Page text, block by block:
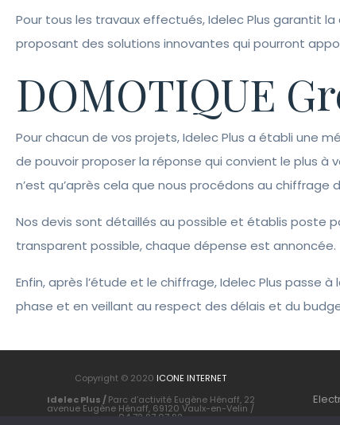
Pour tous les travaux effectués, Idelec Plus garantit
proposant des solutions innovantes qui pourront
DOMOTIQUE
Pour chacun de vos projets, Idelec Plus a établi une
de pouvoir proposer la réponse qui convient le plus
n’est qu’après cela que nous procédons au chiffrage
Nos devis sont détaillés au possible et établis poste
transparent possible, chaque dépense est annoncée.
Enfin, après l’étude et le chiffrage, Idelec Plus
phase et en veillant au respect des délais et du
Copyright © 2020 ICONE INTERNET
Idelec Plus /Parc d’activité Eugène Hénaff, 22
avenue Eugène Hénaff, 69120 Vaulx-en-Velin /
04 72 97 07 92